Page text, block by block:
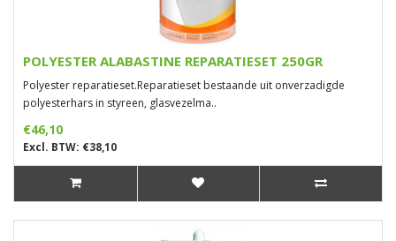
POLYESTER ALABASTINE REPARATIESET 250GR
Polyester reparatieset.Reparatieset bestaande uit onverzadigde
polyesterhars in styreen, glasvezelma..
€46,10
Excl. BTW: €38,10